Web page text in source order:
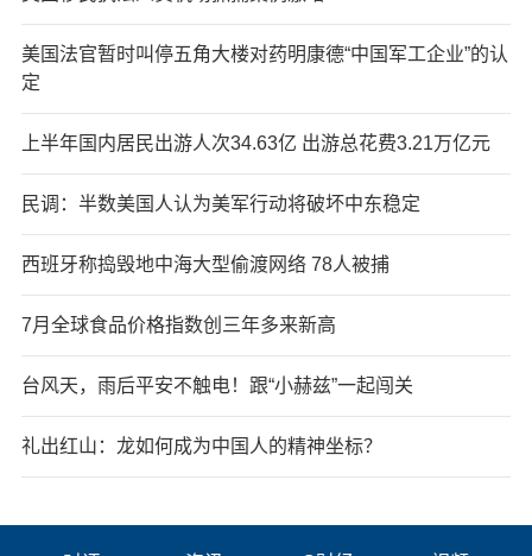
美国法官暂时叫停五角大楼对药明康德“中国军工企业”的认
定
上半年国内居民出游人次34.63亿 出游总花费3.21万亿元
民调：半数美国人认为美军行动将破坏中东稳定
西班牙称捣毁地中海大型偷渡网络 78人被捕
7月全球食品价格指数创三年多来新高
台风天，雨后平安不触电！跟“小赫兹”一起闯关
礼出红山：龙如何成为中国人的精神坐标？